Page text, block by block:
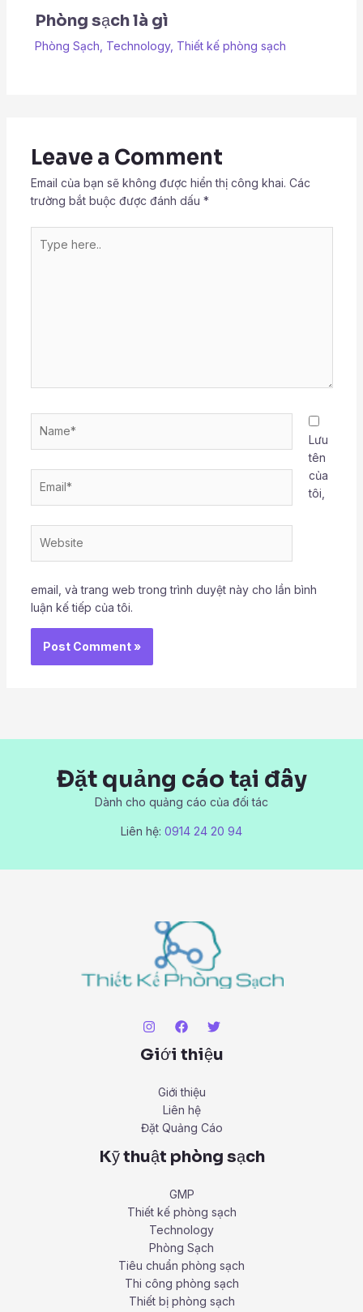
Phòng sạch là gì
Phòng Sạch Technology, Thiết kế phòng sạch
Leave a Comment
Email của bạn sẽ không được hiển thị công khai. Các
trường bắt buộc được đánh dấu *
here..
Lưu
tên
của
tôi,
email, và trang web trong trình duyệt này cho lần bình
luận kế tiếp của tôi.
Đặt quảng cáo tại đây
Dành cho quảng cáo của đối tác
Liên hệ: 0914 24 20 94
Giới thiệu
Giới thiệu
Liên hệ
Đặt Quảng Cáo
Kỹ thuật phòng sạch
GMP
Thiết kế phòng sạch
Technology
Phòng Sạch
Tiêu chuẩn phòng sạch
Thi công phòng sạch
Thiết bị phòng sạch